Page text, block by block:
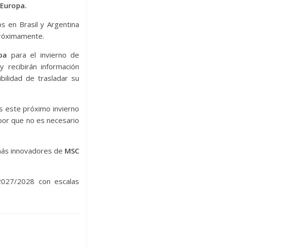
en Brasil y Argentina
para el invierno de
información
de trasladar su
este próximo invierno
que no es necesario
innovadores de MSC
2028 con escalas